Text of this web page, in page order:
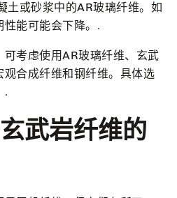
土或砂浆中的AR玻璃纤维。如
性能可能会下降。.
考虑使用AR玻璃纤维、玄武
合成纤维和钢纤维。具体选
.
武岩纤维的